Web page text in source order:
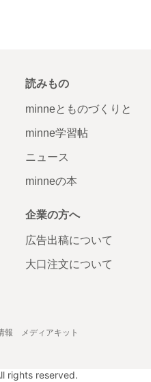
読みもの
minneとものづくりと
minne学習帖
ニュース
minneの本
企業の方へ
広告出稿について
大口注文について
報 メディアキット
rights reserved.